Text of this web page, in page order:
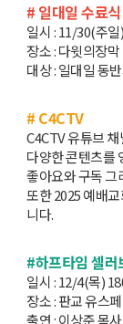
# 일대일 수료식
일시 : 11/30(주일
장소 : 다윗의장막
대상 : 일대일 동
# C4CTV
C4CTV 유튜브
다양한 콘텐츠를
좋아요와 구독 그
또한 2025 예배
니다.
#하프타임 셀러
일시 : 12/4(목)
장소 : 판교 유스
출연 : 이상준 목